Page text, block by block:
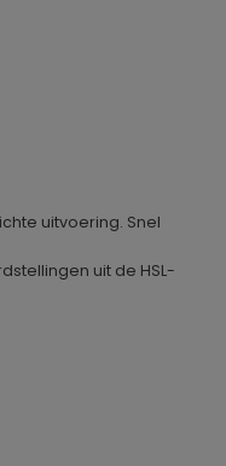
uitvoering. Snel
uit de HSL-